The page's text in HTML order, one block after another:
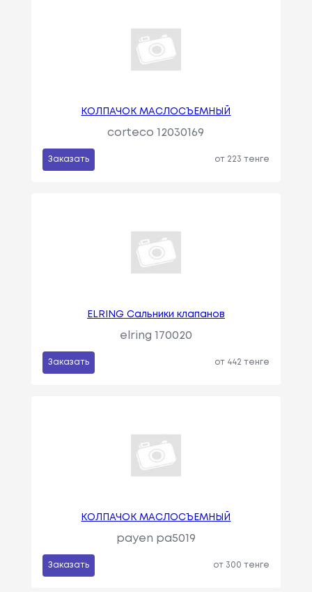
КОЛПАЧОК МАСЛОСЪЕМНЫЙ
corteco 12030169
Заказать от 223 тенге
ELRING Сальники клапанов
elring 170020
Заказать от 442 тенге
КОЛПАЧОК МАСЛОСЪЕМНЫЙ
payen pa5019
Заказать от 300 тенге